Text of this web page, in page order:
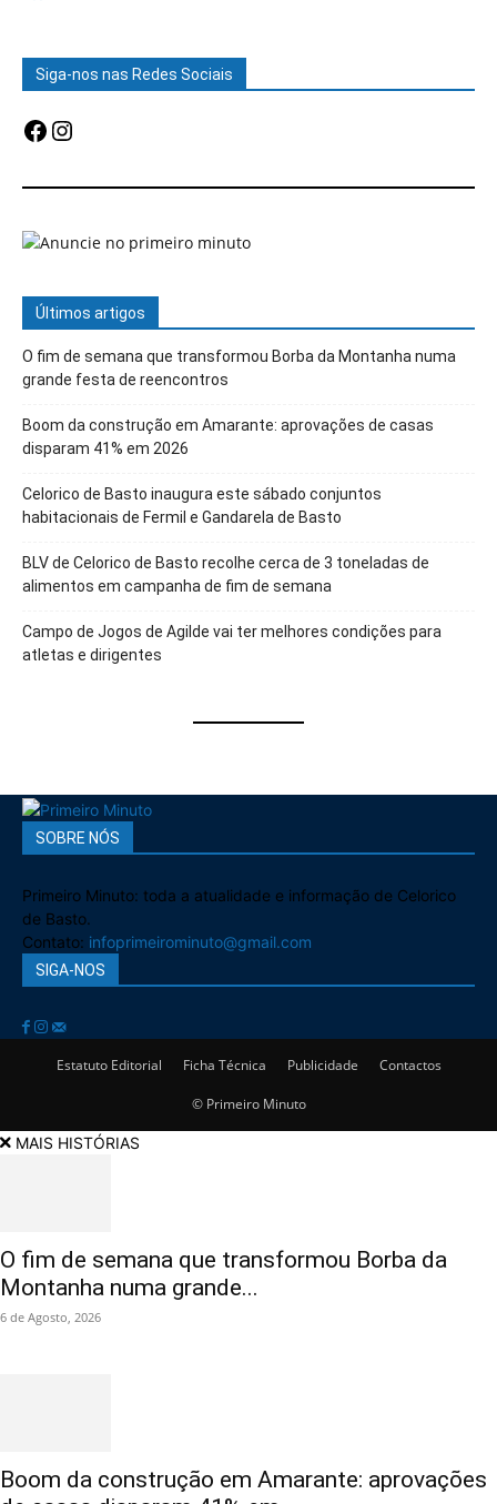
Siga-nos nas Redes Sociais
Facebook
Instagram
Últimos artigos
O fim de semana que transformou Borba da Montanha numa
grande festa de reencontros
Boom da construção em Amarante: aprovações de casas
disparam 41% em 2026
Celorico de Basto inaugura este sábado conjuntos
habitacionais de Fermil e Gandarela de Basto
BLV de Celorico de Basto recolhe cerca de 3 toneladas de
alimentos em campanha de fim de semana
Campo de Jogos de Agilde vai ter melhores condições para
atletas e dirigentes
SOBRE NÓS
Primeiro Minuto: toda a atualidade e informação de Celorico
de Basto.
Contato: infoprimeirominuto@gmail.com
SIGA-NOS
Estatuto Editorial Ficha Técnica Publicidade Contactos
© Primeiro Minuto
MAIS HISTÓRIAS
O fim de semana que transformou Borba da
Montanha numa grande...
6 de Agosto, 2026
Boom da construção em Amarante: aprovações